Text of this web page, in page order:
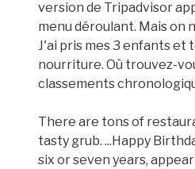
version de Tripadvisor
menu déroulant. Mais on
J'ai pris mes 3 enfants et
nourriture. Où trouvez-
classements
There are tons of
tasty grub. ...Happy
six or seven years,